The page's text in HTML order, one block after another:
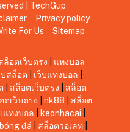
| TechGup
Privacy policy
For Us Sitemap
ล็อตเว็บตรง
แทงบอล
บสล็อต เว็บแทงบอล
สล็อตเว็บตรง
สล็อต
ตเว็บตรง nk88
สล็อต
แทงบอล keonhacai
đá สล็อตวอเลท|